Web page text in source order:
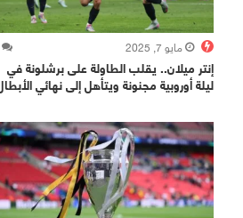
مايو 7, 2025
إنتر ميلان.. يقلب الطاولة على برشلونة في
ليلة أوروبية مجنونة ويتأهل إلى نهائي